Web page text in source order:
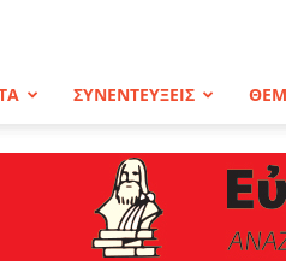
ΣΥΝΕΝΤΕΥΞΕΙΣ